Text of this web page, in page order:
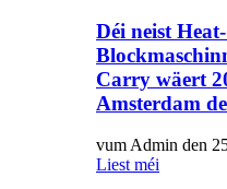
Déi neist
Carry wäert
Amsterdam
vum Admin den
Liest méi